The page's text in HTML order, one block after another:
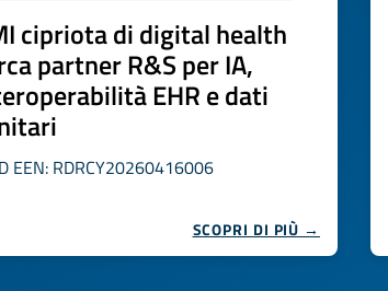
cipriota di digital health
partner R&S per IA,
EHR e dati
EEN: RDRCY20260416006
SCOPRI DI PIÙ →